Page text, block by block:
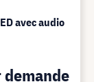
avec audio